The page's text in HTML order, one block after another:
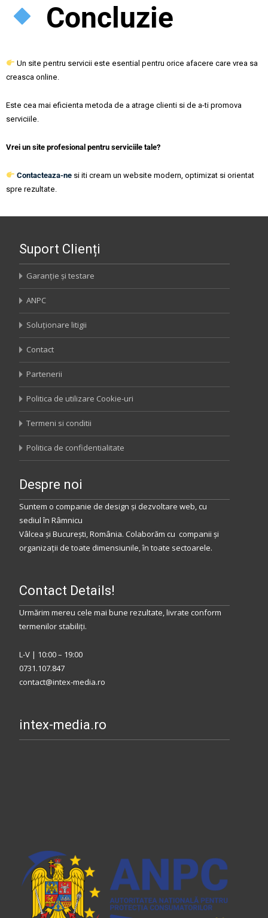
Concluzie
Un site pentru servicii este esential pentru orice afacere care vrea sa
creasca online.
Este cea mai eficienta metoda de a atrage clienti si de a-ti promova
serviciile.
Vrei un site profesional pentru serviciile tale?
Contacteaza-ne si iti cream un website modern, optimizat si orientat
spre rezultate.
Suport Clienți
Garanție și testare
ANPC
Soluționare litigii
Contact
Partenerii
Politica de utilizare Cookie-uri
Termeni si conditii
Politica de confidentialitate
Despre noi
Suntem o companie de design și dezvoltare web, cu
sediulîn Râmnicu
Vâlcea și București,România. Colaborăm cu companii și
organizații de toate dimensiunile, în toate sectoarele.
Contact Details!
Urmărim mereu cele mai bune rezultate, livrate conform
termenilor stabiliţi.
L-V | 10:00 – 19:00
0731.107.847
contact@intex-media.ro
intex-media.ro